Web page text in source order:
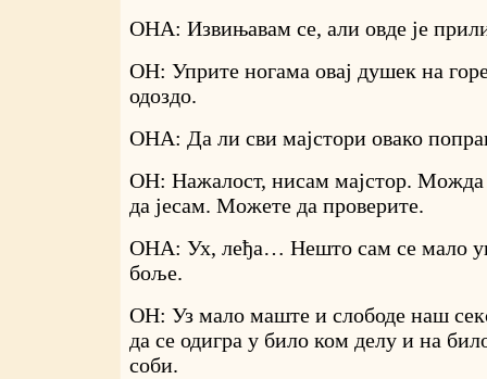
ОНА: Извињавам се, али овде је
ОН: Уприте ногама овај душек на
одоздо.
ОНА: Да ли сви мајстори овако
ОН: Нажалост, нисам мајстор.
да јесам. Можете да проверите.
ОНА: Ух, леђа… Нешто сам се мало
боље.
ОН: Уз мало маште и слободе наш
да се одигра у било ком делу и на
соби.